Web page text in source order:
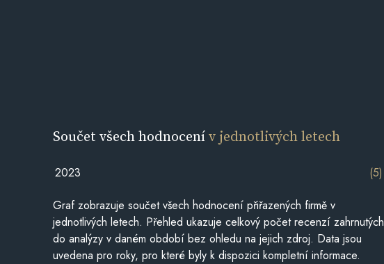
Součet všech hodnocenív jednotlivých letech
2023 (5)
Graf zobrazuje součet všech hodnocení přiřazených firmě v
jednotlivých letech. Přehled ukazuje celkový počet recenzí zahrnutých
do analýzy v daném období bez ohledu na jejich zdroj. Data jsou
uvedena pro roky, pro které byly k dispozici kompletní informace.